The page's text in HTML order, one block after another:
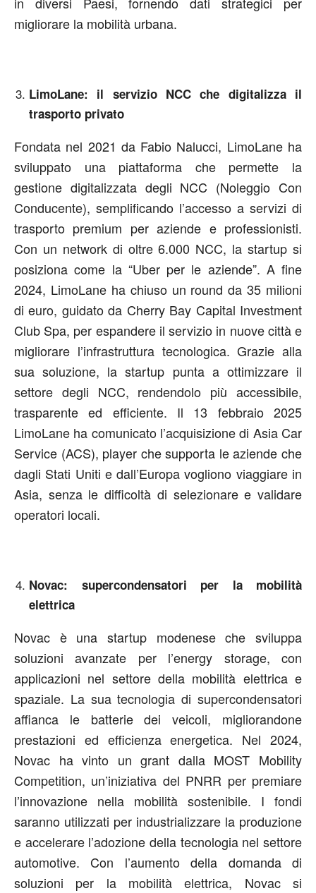
migliorare la mobilità urbana.
LimoLane: il servizio NCC che digitalizza il
trasporto privato
Fondata nel 2021 da Fabio Nalucci, LimoLane ha
sviluppato una piattaforma che permette la
gestione digitalizzata degli NCC (Noleggio Con
Conducente), semplificando l’accesso a servizi di
trasporto premium per aziende e professionisti.
Con un network di oltre 6.000 NCC, la startup si
posiziona come la “Uber per le aziende”. A fine
2024, LimoLane ha chiuso un round da 35 milioni
di euro, guidato da Cherry Bay Capital Investment
Club Spa, per espandere il servizio in nuove città e
migliorare l’infrastruttura tecnologica. Grazie alla
sua soluzione, la startup punta a ottimizzare il
settore degli NCC, rendendolo più accessibile,
trasparente ed efficiente. Il 13 febbraio 2025
LimoLane ha comunicato l’acquisizione di Asia Car
Service (ACS), player che supporta le aziende che
dagli Stati Uniti e dall’Europa vogliono viaggiare in
Asia, senza le difficoltà di selezionare e validare
operatori locali.
Novac: supercondensatori per la mobilità
elettrica
Novac è una startup modenese che sviluppa
soluzioni avanzate per l’energy storage, con
applicazioni nel settore della mobilità elettrica e
spaziale. La sua tecnologia di supercondensatori
affianca le batterie dei veicoli, migliorandone
prestazioni ed efficienza energetica. Nel 2024,
Novac ha vinto un grant dalla MOST Mobility
Competition, un’iniziativa del PNRR per premiare
l’innovazione nella mobilità sostenibile. I fondi
saranno utilizzati per industrializzare la produzione
e accelerare l’adozione della tecnologia nel settore
automotive. Con l’aumento della domanda di
soluzioni per la mobilità elettrica, Novac si